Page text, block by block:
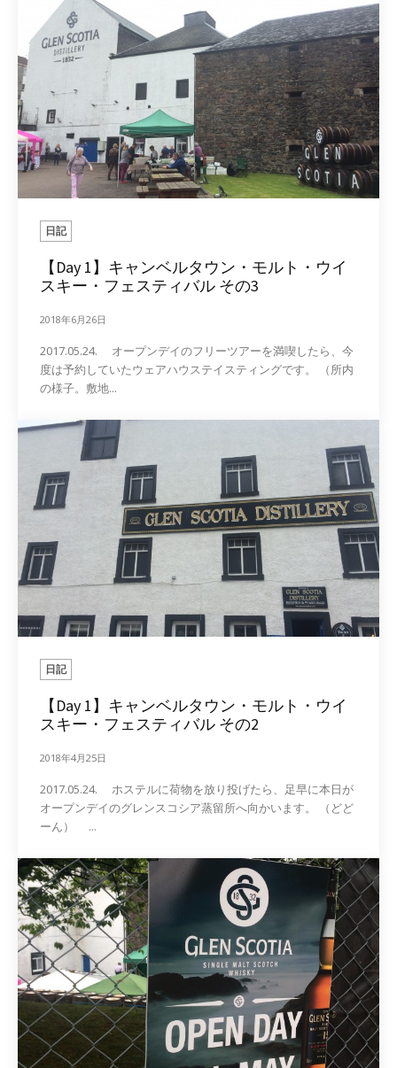
日記
【Day 1】キャンベルタウン・モルト・ウイ
スキー・フェスティバル その3
2018年6月26日
2017.05.24. オープンデイのフリーツアーを満喫したら、今
度は予約していたウェアハウステイスティングです。 （所内
の様子。敷地...
日記
【Day 1】キャンベルタウン・モルト・ウイ
スキー・フェスティバル その2
2018年4月25日
2017.05.24. ホステルに荷物を放り投げたら、足早に本日が
オープンデイのグレンスコシア蒸留所へ向かいます。 （どど
ーん） ...